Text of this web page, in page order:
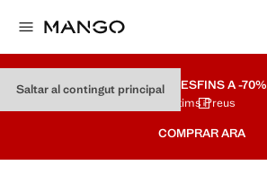
Saltar al contingut principalREBAIXESFINS A -70%
Últims Preus
COMPRAR ARA